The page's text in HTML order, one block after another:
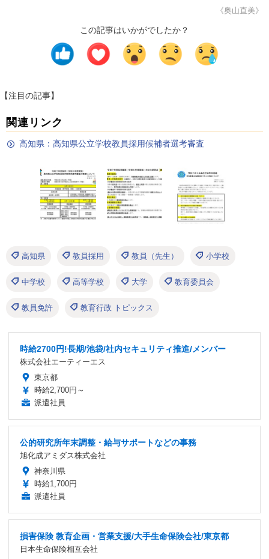
《奥山直美》
この記事はいかがでしたか？
【注目の記事】
関連リンク
高知県：高知県公立学校教員採用候補者選考審査
高知県 教員採用 教員（先生） 小学校
中学校 高等学校 大学 教育委員会
教員免許 教育行政 トピックス
時給2700円!長期/池袋/社内セキュリティ推進/メンバー
株式会社エーティーエス
東京都
時給2,700円～
派遣社員
公的研究所年末調整・給与サポートなどの事務
旭化成アミダス株式会社
神奈川県
時給1,700円
派遣社員
損害保険 教育企画・営業支援/大手生命保険会社/東京都
日本生命保険相互会社